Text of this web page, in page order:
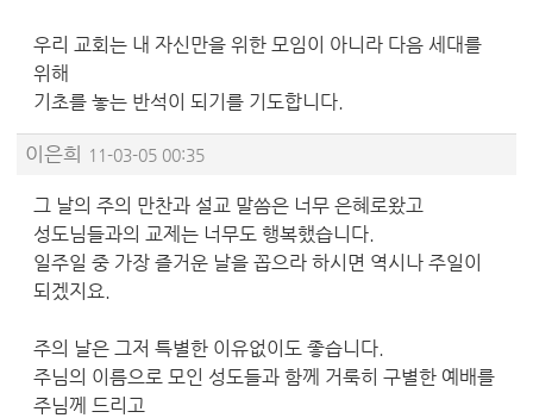
우리 교회는 내 자신만을 위한 모임이 아니라 다음 세대를
위해
기초를 놓는 반석이 되기를 기도합니다.
이은희 11-03-05 00:35
그 날의 주의 만찬과 설교 말씀은 너무 은혜로왔고
성도님들과의 교제는 너무도 행복했습니다.
일주일 중 가장 즐거운 날을 꼽으라 하시면 역시나 주일이
되겠지요.
주의 날은 그저 특별한 이유없이도 좋습니다.
주님의 이름으로 모인 성도들과 함께 거룩히 구별한 예배를
주님께 드리고